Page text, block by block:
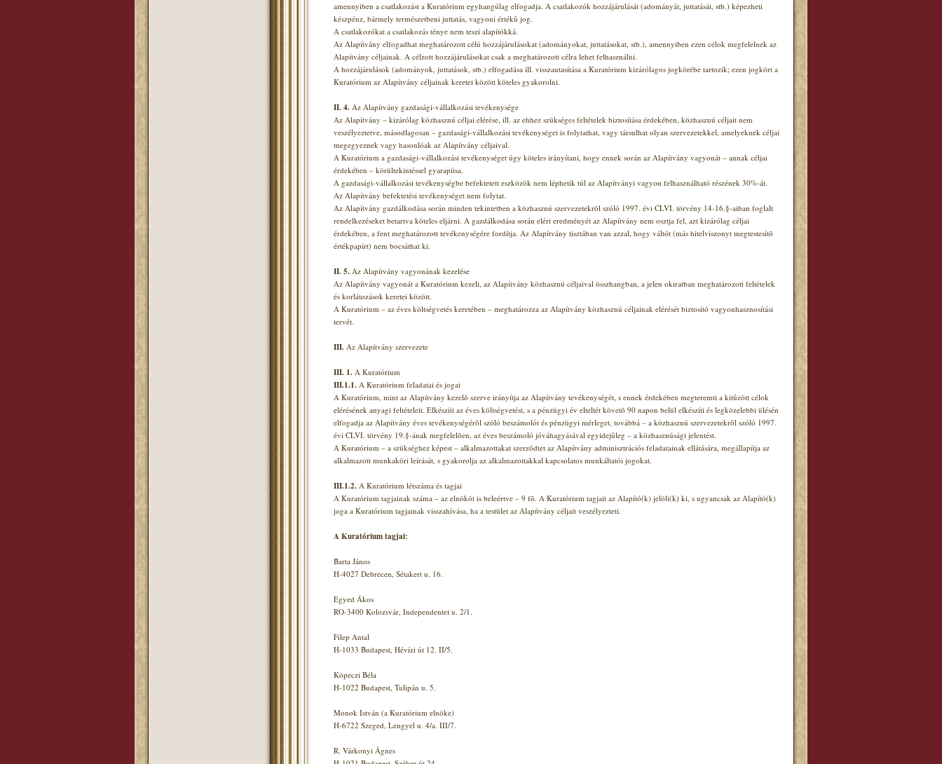
amennyiben a csatlakozást a Kuratórium egyhangúlag elfogadja. A csatlakozók hozzájárulását (adományát, juttatását, stb.) képezheti
készpénz, bármely természetbeni juttatás, vagyoni értékû jog.
A csatlakozókat a csatlakozás ténye nem teszi alapítókká.
Az Alapítvány elfogadhat meghatározott célú hozzájárulásokat (adományokat, juttatásokat, stb.), amennyiben ezen célok megfelelnek az
Alapítvány céljainak. A célzott hozzájárulásokat csak a meghatározott célra lehet felhasználni.
A hozzájárulások (adományok, juttatások, stb.) elfogadása ill. visszautasítása a Kuratórium kizárólagos jogkörébe tartozik; ezen jogkört a
Kuratórium az Alapítvány céljainak keretei között köteles gyakorolni.
II. 4. Az Alapítvány gazdasági-vállalkozási tevékenysége
Az Alapítvány – kizárólag közhasznú céljai elérése, ill. az ehhez szükséges feltételek biztosítása érdekében, közhasznú céljait nem
veszélyeztetve, másodlagosan – gazdasági-vállalkozási tevékenységet is folytathat, vagy társulhat olyan szervezetekkel, amelyeknek céljai
megegyeznek vagy hasonlóak az Alapítvány céljaival.
A Kuratórium a gazdasági-vállalkozási tevékenységet úgy köteles irányítani, hogy ennek során az Alapítvány vagyonát – annak céljai
érdekében – körültekintéssel gyarapítsa.
A gazdasági-vállalkozási tevékenységbe befektetett eszközök nem léphetik túl az Alapítványi vagyon felhasználható részének 30%-át.
Az Alapítvány befektetési tevékenységet nem folytat.
Az Alapítvány gazdálkodása során minden tekintetben a közhasznú szervezetekrõl szóló 1997. évi CLVI. törvény 14-16.§-aiban foglalt
rendelkezéseket betartva köteles eljárni. A gazdálkodása során elért eredményét az Alapítvány nem osztja fel, azt kizárólag céljai
érdekében, a fent meghatározott tevékenységére fordítja. Az Alapítvány tisztában van azzal, hogy váltót (más hitelviszonyt megtestesítõ
értékpapírt) nem bocsáthat ki.
II. 5. Az Alapítvány vagyonának kezelése
Az Alapítvány vagyonát a Kuratórium kezeli, az Alapítvány közhasznú céljaival összhangban, a jelen okiratban meghatározott feltételek
és korlátozások keretei között.
A Kuratórium – az éves költségvetés keretében – meghatározza az Alapítvány közhasznú céljainak elérését biztosító vagyonhasznosítási
tervét.
III. Az Alapítvány szervezete
III. 1. A Kuratórium
III.1.1. A Kuratórium feladatai és jogai
A Kuratórium, mint az Alapítvány kezelõ szerve irányítja az Alapítvány tevékenységét, s ennek érdekében megteremti a kitûzött célok
elérésének anyagi feltételeit. Elkészíti az éves költségvetést, s a pénzügyi év elteltét követõ 90 napon belül elkészíti és legközelebbi ülésén
elfogadja az Alapítvány éves tevékenységérõl szóló beszámolót és pénzügyi mérleget, továbbá – a közhasznú szervezetekrõl szóló 1997.
évi CLVI. törvény 19.§-ának megfelelõen, az éves beszámoló jóváhagyásával egyidejûleg – a közhasznúsági jelentést.
A Kuratórium – a szükséghez képest – alkalmazottakat szerzõdtet az Alapítvány adminisztrációs feladatainak ellátására, megállapítja az
alkalmazott munkaköri leírását, s gyakorolja az alkalmazottakkal kapcsolatos munkáltatói jogokat.
III.1.2. A Kuratórium létszáma és tagjai
A Kuratórium tagjainak száma – az elnököt is beleértve – 9 fõ. A Kuratórium tagjait az Alapító(k) jelöli(k) ki, s ugyancsak az Alapító(k)
joga a Kuratórium tagjainak visszahívása, ha a testület az Alapítvány céljait veszélyezteti.
A Kuratórium tagjai:
Barta János
H-4027 Debrecen, Sétakert u. 16.
Egyed Ákos
RO-3400 Kolozsvár, Independentei u. 2/1.
Filep Antal
H-1033 Budapest, Hévízi út 12. II/5.
Köpeczi Béla
H-1022 Budapest, Tulipán u. 5.
Monok István (a Kuratórium elnöke)
H-6722 Szeged, Lengyel u. 4/a. III/7.
R. Várkonyi Ágnes